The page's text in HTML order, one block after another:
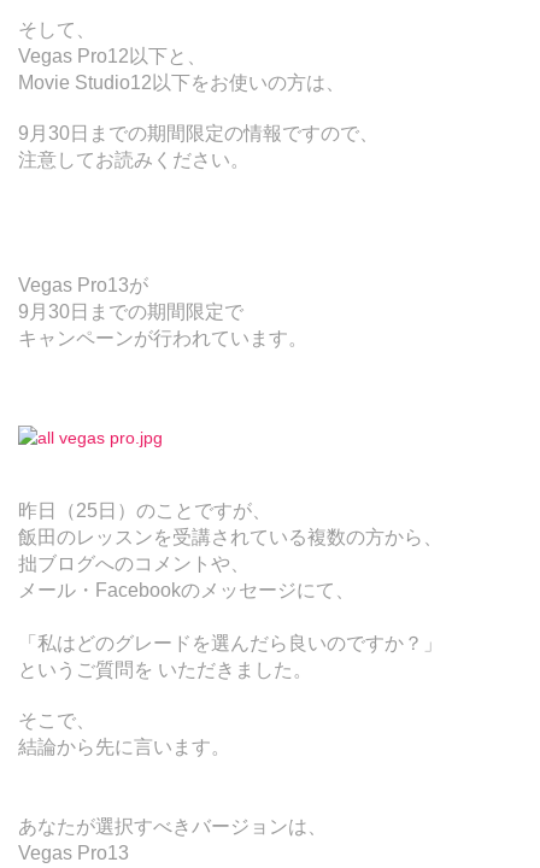
そして、
Vegas Pro12以下と、
Movie Studio12以下をお使いの方は、
9月30日までの期間限定の情報ですので、
注意してお読みください。
Vegas Pro13が
9月30日までの期間限定で
キャンペーンが行われています。
昨日（25日）のことですが、
飯田のレッスンを受講されている複数の方から、
拙ブログへのコメントや、
メール・Facebookのメッセージにて、
「私はどのグレードを選んだら良いのですか？」
というご質問を いただきました。
そこで、
結論から先に言います。
あなたが選択すべきバージョンは、
Vegas Pro13